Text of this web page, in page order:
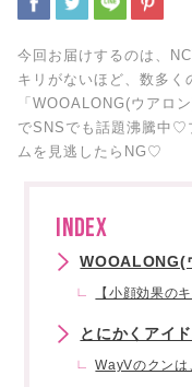
今回お届けするのは、
キリがないほど、数多く
「WOOALONG(ウアロ
でSNSでも話題沸騰中♡
ムを見逃したらNG♡
INDEX
WOOALONG(
【小顔効果の
とにかくアイ
WayVのクンは